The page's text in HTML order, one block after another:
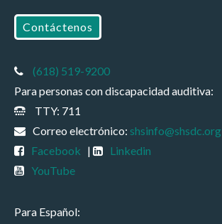
Contáctenos
(618) 519-9200
Para personas con discapacidad auditiva:
TTY: 711
Correo electrónico: shsinfo@shsdc.org
Facebook |
Linkedin
YouTube
Para Español: